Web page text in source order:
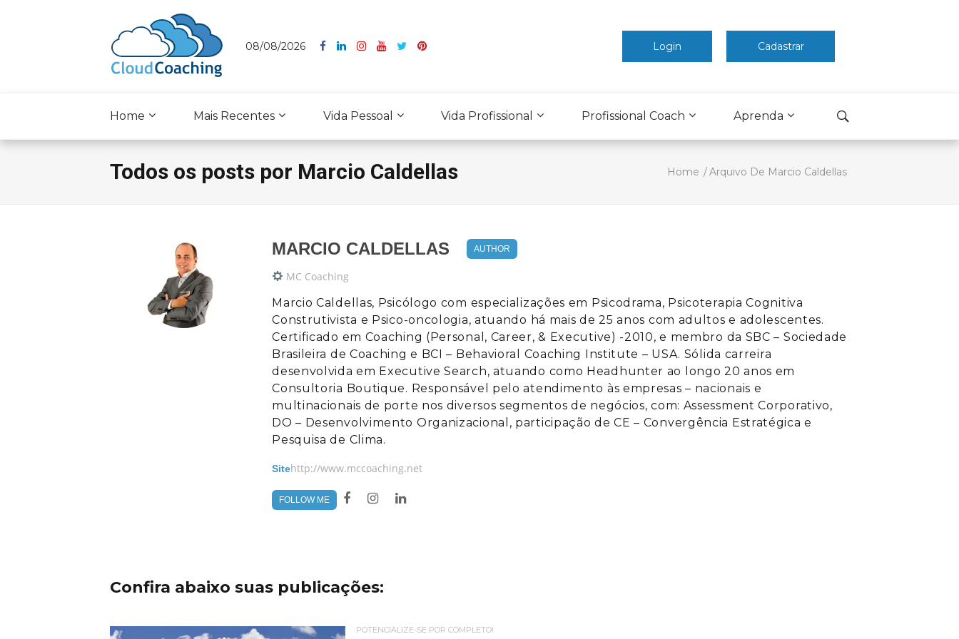
08/08/2026 Login Cadastrar
Home Mais Recentes Vida Pessoal Vida Profissional Profissional Coach Aprenda
Todos os posts por Marcio Caldellas Home Arquivo De Marcio Caldellas
MARCIO CALDELLAS AUTHOR
MC Coaching
Marcio Caldellas, Psicólogo com especializações em Psicodrama, Psicoterapia Cognitiva
Construtivista e Psico-oncologia, atuando há mais de 25 anos com adultos e adolescentes.
Certificado em Coaching (Personal, Career, & Executive) -2010, e membro da SBC – Sociedade
Brasileira de Coaching e BCI – Behavioral Coaching Institute – USA. Sólida carreira
desenvolvida em Executive Search, atuando como Headhunter ao longo 20 anos em
Consultoria Boutique. Responsável pelo atendimento às empresas – nacionais e
multinacionais de porte nos diversos segmentos de negócios, com: Assessment Corporativo,
DO – Desenvolvimento Organizacional, participação de CE – Convergência Estratégica e
Pesquisa de Clima.
Sitehttp://www.mccoaching.net
FOLLOW ME
Confira abaixo suas publicações:
POTENCIALIZE-SE POR COMPLETO!